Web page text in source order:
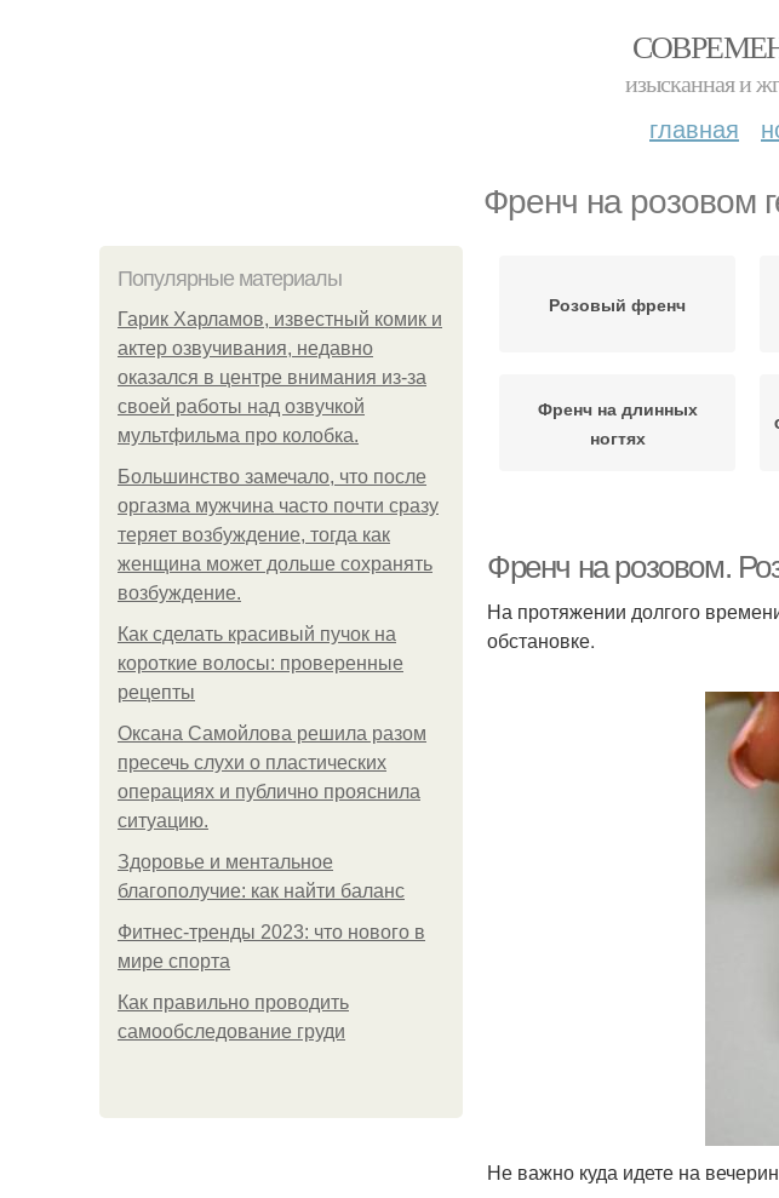
изысканная и
главная
Френч на розовом
Популярные материалы
Гарик Харламов, известный комик и
актер озвучивания, недавно
оказался в центре внимания из-за
своей работы над озвучкой
мультфильма про колобка.
Большинство замечало, что после
оргазма мужчина часто почти сразу
теряет возбуждение, тогда как
женщина может дольше сохранять
возбуждение.
Как сделать красивый пучок на
короткие волосы: проверенные
рецепты
Оксана Самойлова решила разом
пресечь слухи о пластических
операциях и публично прояснила
ситуацию.
Здоровье и ментальное
благополучие: как найти баланс
Фитнес-тренды 2023: что нового в
мире спорта
Как правильно проводить
самообследование груди
Розовый френч
Френч на длинных
ногтях
миндалевидных ногтях
Френч на розовом.
На протяжении долгого
обстановке.
Не важно куда идете на